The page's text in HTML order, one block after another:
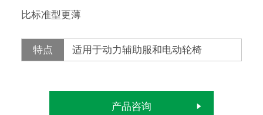
比标准型更薄
特点 适用于动力辅助服和电动轮椅
产品咨询